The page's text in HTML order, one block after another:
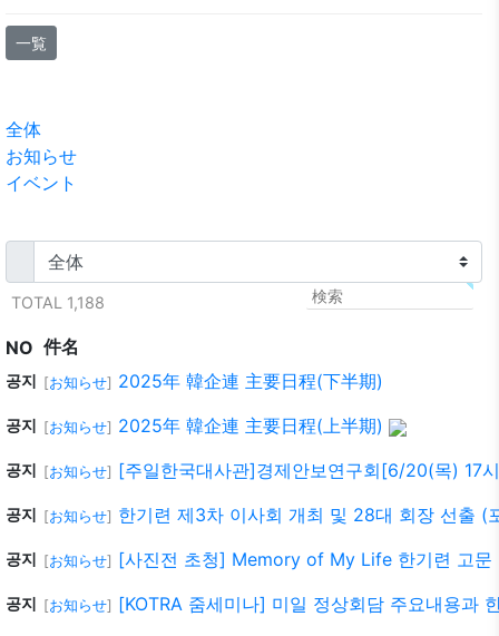
一覧
全体
お知らせ
イベント
TOTAL 1,188
NO 件名
공지 [お知らせ] 2025年 韓企連 主要日程(下半期)
공지 [お知らせ] 2025年 韓企連 主要日程(上半期)
공지 [お知らせ] [주일한국대사관]경제안보연구회[6/20(목) 17
공지 [お知らせ] 한기련 제3차 이사회 개최 및 28대 회장 선출 (
공지 [お知らせ] [사진전 초청] Memory of My Life 한기련 고문
공지 [お知らせ] [KOTRA 줌세미나] 미일 정상회담 주요내용과